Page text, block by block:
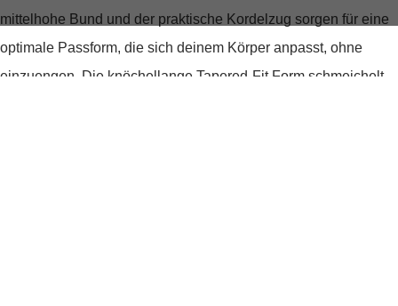
mittelhohe Bund und der praktische Kordelzug sorgen für eine
optimale Passform, die sich deinem Körper anpasst, ohne
einzuengen. Die knöchellange Tapered-Fit Form schmeichelt